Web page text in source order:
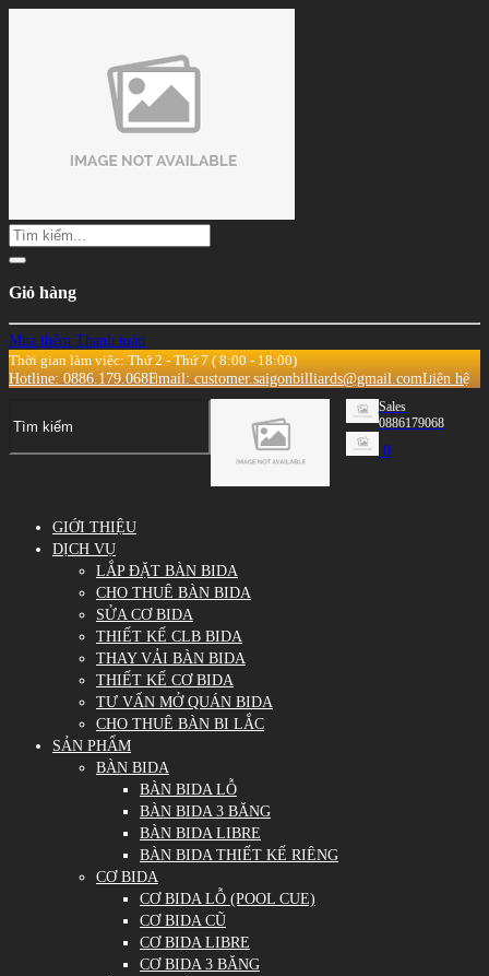
Giỏ hàng
Mua thêm Thanh toán
Thời gian làm việc: Thứ 2 - Thứ 7 ( 8:00 - 18:00)
Hotline: 0886.179.068Email: customer.saigonbilliards@gmail.comLiên hệ
Sales
0886179068
0
GIỚI THIỆU
DỊCH VỤ
LẮP ĐẶT BÀN BIDA
CHO THUÊ BÀN BIDA
SỬA CƠ BIDA
THIẾT KẾ CLB BIDA
THAY VẢI BÀN BIDA
THIẾT KẾ CƠ BIDA
TƯ VẤN MỞ QUÁN BIDA
CHO THUÊ BÀN BI LẮC
SẢN PHẨM
BÀN BIDA
BÀN BIDA LỖ
BÀN BIDA 3 BĂNG
BÀN BIDA LIBRE
BÀN BIDA THIẾT KẾ RIÊNG
CƠ BIDA
CƠ BIDA LỖ (POOL CUE)
CƠ BIDA CŨ
CƠ BIDA LIBRE
CƠ BIDA 3 BĂNG